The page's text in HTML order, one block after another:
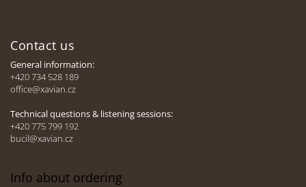
Contact us
General information:
+420 734 528 189
office@xavian.cz
Technical questions & listening sessions:
+420 775 799 192
bucil@xavian.cz
Info about ordering